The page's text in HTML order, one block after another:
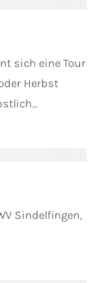
sich eine Tour
Herbst
Sindelfingen,